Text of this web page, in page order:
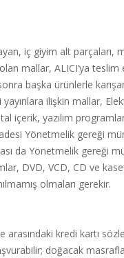
iç giyim alt parçaları,
mallar, ALICI’ya teslim
başka ürünlerle
ilişkin mallar,
içerik, yazılım
Yönetmelik gereği
da Yönetmelik gereği
DVD, VCD, CD ve
olmaları gerekir.
kredi kartı
doğacak